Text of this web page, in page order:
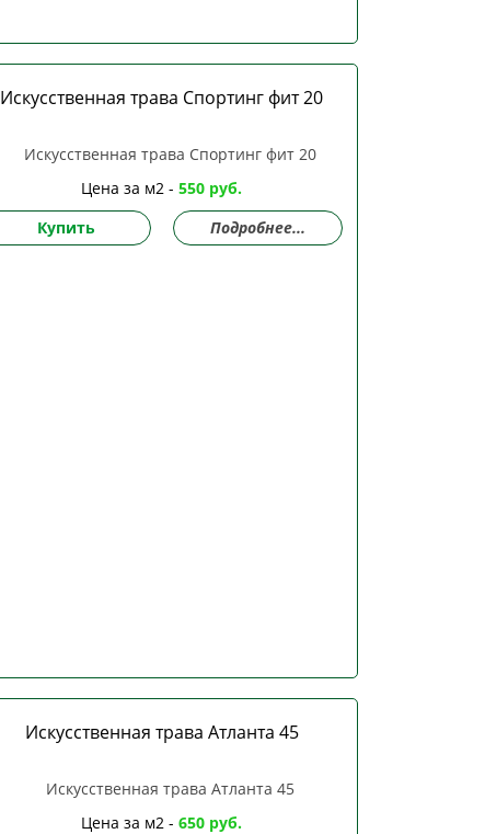
Искусственная трава Спортинг фит 20
Цена за м2 -550 руб.
Купить
Подробнее...
Искусственная трава Атланта 45
Цена за м2 -650 руб.